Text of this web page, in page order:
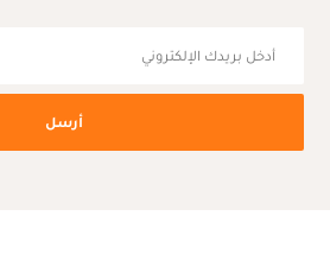
أرسل